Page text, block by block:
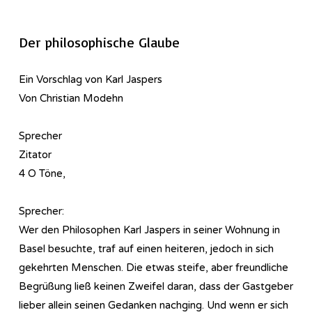
Der philosophische Glaube
Ein Vorschlag von Karl Jaspers
Von Christian Modehn
Sprecher
Zitator
4 O Töne,
Sprecher:
Wer den Philosophen Karl Jaspers in seiner Wohnung in
Basel besuchte, traf auf einen heiteren, jedoch in sich
gekehrten Menschen. Die etwas steife, aber freundliche
Begrüßung ließ keinen Zweifel daran, dass der Gastgeber
lieber allein seinen Gedanken nachging. Und wenn er sich